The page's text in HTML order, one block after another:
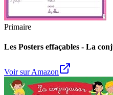
Primaire
Les Posters effaçables - La
Voir sur Amazon